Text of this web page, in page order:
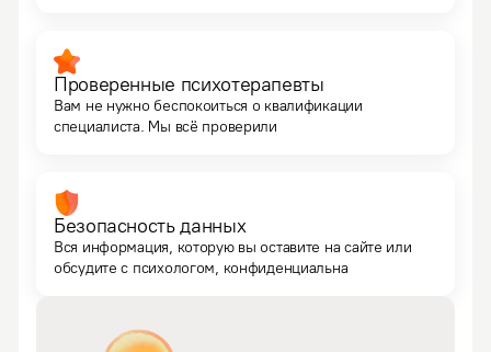
Проверенные психотерапевты
Вам не нужно беспокоиться о квалификации
специалиста. Мы всё проверили
Безопасность данных
Вся информация, которую вы оставите на сайте или
обсудите с психологом, конфиденциальна